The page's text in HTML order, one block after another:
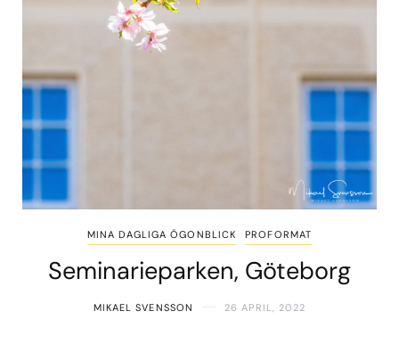
MINA DAGLIGA ÖGONBLICK PROFORMAT
Seminarieparken, Göteborg
MIKAEL SVENSSON 26 APRIL, 2022